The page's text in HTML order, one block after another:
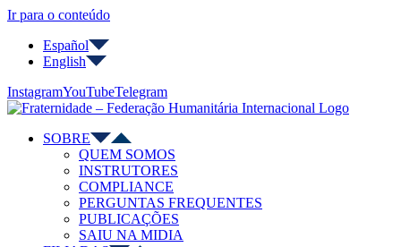
Ir para o conteúdo
Español
English
InstagramYouTubeTelegram
SOBRE
QUEM SOMOS
INSTRUTORES
COMPLIANCE
PERGUNTAS FREQUENTES
PUBLICAÇÕES
SAIU NA MIDIA